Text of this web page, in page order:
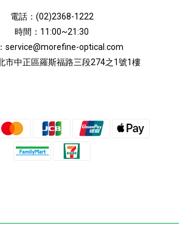
電話： (02)2368-1222
時間：11:00~21:30
service@morefine-optical.com
市中正區羅斯福路三段274之1號1樓